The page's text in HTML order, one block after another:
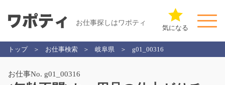
お仕事探しはワポティ
気になる
トップ お仕事検索 岐阜県 g01_00316
お仕事No. g01_00316